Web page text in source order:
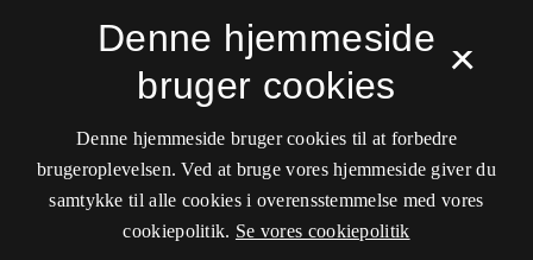
×
Denne hjemmeside
bruger cookies
Denne hjemmeside bruger cookies til at forbedre
brugeroplevelsen. Ved at bruge vores hjemmeside giver du
samtykke til alle cookies i overensstemmelse med vores
cookiepolitik. Se vores cookiepolitik